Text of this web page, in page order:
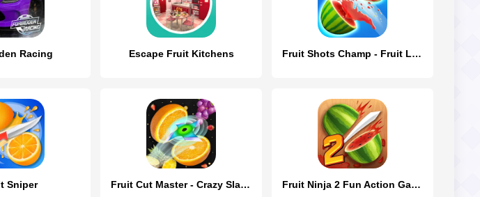
Racing Escape Fruit Kitchens Fruit Shots Champ - Fruit Land
Sniper Fruit Cut Master - Crazy Slash Fruit Ninja 2 Fun Action Games